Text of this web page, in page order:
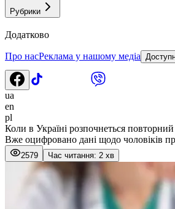
Рубрики
Додатково
Про насРеклама у нашому медіа
ua
en
pl
Коли в Україні розпочнеться
Вже оцифровано дані щодо чоловіків
2579 Час читання: 2 хв